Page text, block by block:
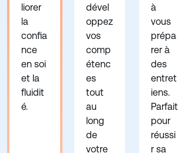
liorer
la
confia
nce
en soi
et la
fluidit
é.
dével
oppez
vos
comp
étenc
es
tout
au
long
de
votre
à
vous
prépa
rer à
des
entret
iens.
Parfait
pour
réussi
r sa